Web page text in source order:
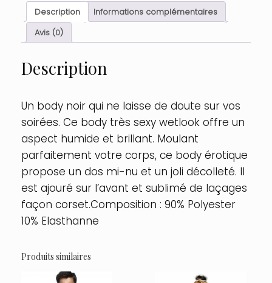
ajouré
avec
laçage
Taille
L,
Couleur
Noir
Description
Informations complémentaires
Avis (0)
Description
Un body noir qui ne laisse de doute sur vos
soirées. Ce body très sexy wetlook offre un
aspect humide et brillant. Moulant
parfaitement votre corps, ce body érotique
propose un dos mi-nu et un joli décolleté. Il
est ajouré sur l’avant et sublimé de laçages
façon corset.Composition : 90% Polyester
10% Elasthanne
Produits similaires